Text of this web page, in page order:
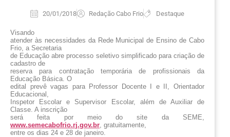
20/01/2018 Redação Cabo Frio Destaque
Visando
atender às necessidades da Rede Municipal de Ensino de Cabo
Frio, a Secretaria
de Educação abre processo seletivo simplificado para criação de
cadastro de
reserva para contratação temporária de profissionais da
Educação Básica. O
edital prevê vagas para Professor Docente I e II, Orientador
Educacional,
Inspetor Escolar e Supervisor Escolar, além de Auxiliar de
Classe. A inscrição
será feita por meio do site da SEME,
www.semecabofrio.rj.gov.br gratuitamente,
entre os dias 24 e 28 de janeiro.